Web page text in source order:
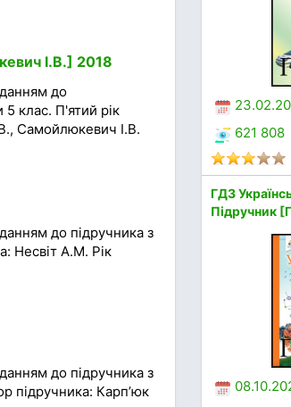
І.В.] 2018
до
5 клас. П'ятий рік
Самойлюкевич І.В.
до підручника з
Несвіт А.М. Рік
до підручника з
підручника: Карп’юк
621 808
ГДЗ
Підручник